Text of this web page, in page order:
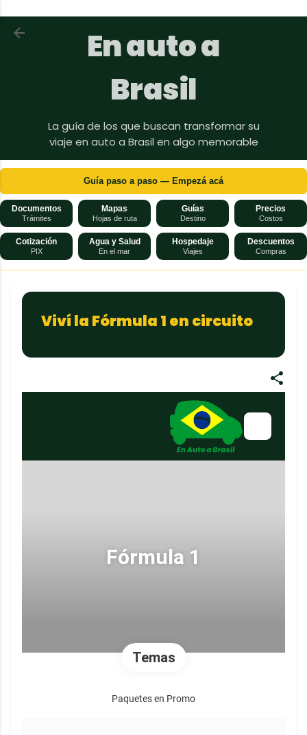
Ir al contenido principal
En auto a
Brasil
La guía de los que buscan transformar su
viaje en auto a Brasil en algo memorable
Guía paso a paso — Empezá acá
Documentos
Trámites
Mapas
Hojas de ruta
Guías
Destino
Precios
Costos
Cotización
PIX
Agua y Salud
En el mar
Hospedaje
Viajes
Descuentos
Compras
Viví la Fórmula 1 en circuito